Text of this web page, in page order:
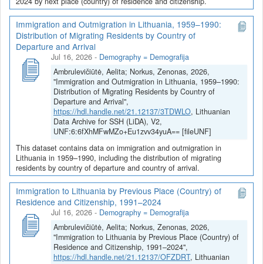
Immigration and Outmigration in Lithuania, 1959–1990:
Distribution of Migrating Residents by Country of
Departure and Arrival
Jul 16, 2026 - Demography = Demografija
Ambrulevičiūtė, Aelita; Norkus, Zenonas, 2026,
"Immigration and Outmigration in Lithuania, 1959–1990:
Distribution of Migrating Residents by Country of
Departure and Arrival",
https://hdl.handle.net/21.12137/3TDWLO, Lithuanian
Data Archive for SSH (LiDA), V2,
UNF:6:6fXhMFwMZo+Eu1zvv34yuA== [fileUNF]
This dataset contains data on immigration and outmigration in
Lithuania in 1959–1990, including the distribution of migrating
residents by country of departure and country of arrival.
Immigration to Lithuania by Previous Place (Country) of
Residence and Citizenship, 1991–2024
Jul 16, 2026 - Demography = Demografija
Ambrulevičiūtė, Aelita; Norkus, Zenonas, 2026,
"Immigration to Lithuania by Previous Place (Country) of
Residence and Citizenship, 1991–2024",
https://hdl.handle.net/21.12137/OFZDRT, Lithuanian